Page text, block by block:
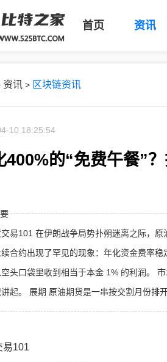
首页 资讯
资讯 > 区块链资讯
10 18:25:54
400%的“免费午餐”
易101 在伊朗战争局势扑朔迷离之际，
合约出现了罕见的现象：年化资金费率
空头口袋里收到相当于本金 1% 的利润。
起。 展期 原油期货是一串按交割月份排
易101